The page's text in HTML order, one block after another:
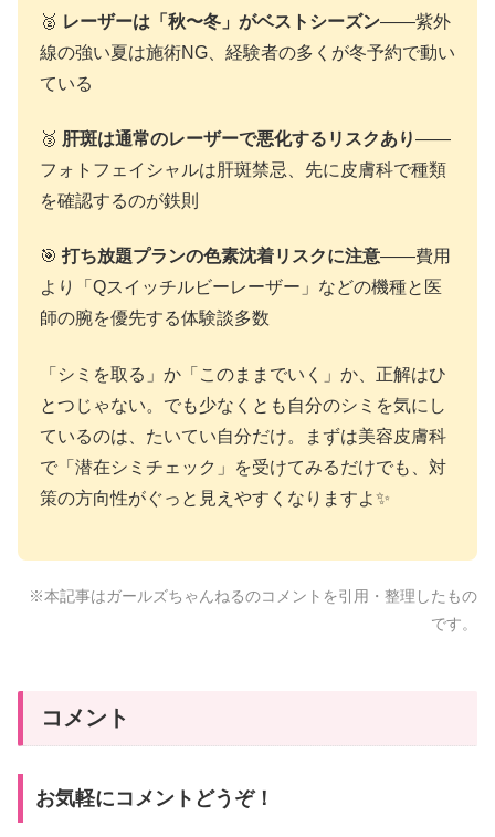
🥈 レーザーは「秋〜冬」がベストシーズン——紫外
線の強い夏は施術NG、経験者の多くが冬予約で動い
ている
🥉 肝斑は通常のレーザーで悪化するリスクあり——
フォトフェイシャルは肝斑禁忌、先に皮膚科で種類
を確認するのが鉄則
🎯 打ち放題プランの色素沈着リスクに注意——費用
より「Qスイッチルビーレーザー」などの機種と医
師の腕を優先する体験談多数
「シミを取る」か「このままでいく」か、正解はひ
とつじゃない。でも少なくとも自分のシミを気にし
ているのは、たいてい自分だけ。まずは美容皮膚科
で「潜在シミチェック」を受けてみるだけでも、対
策の方向性がぐっと見えやすくなりますよ✨
※本記事はガールズちゃんねるのコメントを引用・整理したもの
です。
コメント
お気軽にコメントどうぞ！